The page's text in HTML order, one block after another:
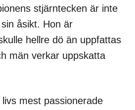
stjärntecken är inte
åsikt. Hon är
hellre dö än uppfattas
män verkar uppskatta
mest passionerade